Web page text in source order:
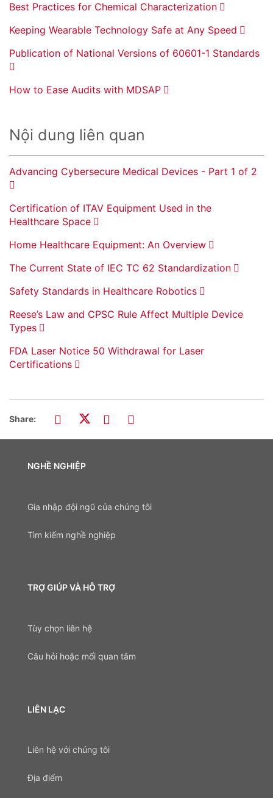
Best Practices for Chemical Characterization
Keeping Wearable Technology Safe at Any Speed
Publication of National Versions of 60601-1 Standards
How to Ease Audits with MDSAP
Nội dung liên quan
Advancing Cybersecure Medical Devices - Part 1 of 2
Certification of ITAV Equipment Used in the
Healthcare Space
Home Healthcare Equipment: An Overview
The Current State of IEC TC 62 Standardization
Safety Standards in Healthcare Robotics
Reese’s Law and CPSC Rule Affect Multiple Device
Types
FDA Laser Notice 50 Withdrawal for Laser
Certifications
Share:
NGHỀ NGHIỆP
Gia nhập đội ngũ của chúng tôi
Tìm kiếm nghề nghiệp
TRỢ GIÚP VÀ HỖ TRỢ
Tùy chọn liên hệ
Câu hỏi hoặc mối quan tâm
LIÊN LẠC
Liên hệ với chúng tôi
Địa điểm